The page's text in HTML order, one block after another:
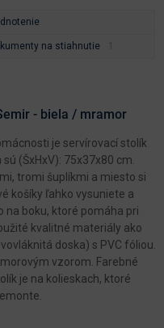
na stiahnutie
- biela / mramor
je servírovací stolík
(ŠxHxV): 75x37x80 cm.
tromi šuplíkmi a miesto si
košíky ľahko vysuniete a
na boku, ktoré pomáha pri
kvalitné materiály ako
doska) s PVC fóliou.
vzorom. Farebné
je na kolieskach, ktoré